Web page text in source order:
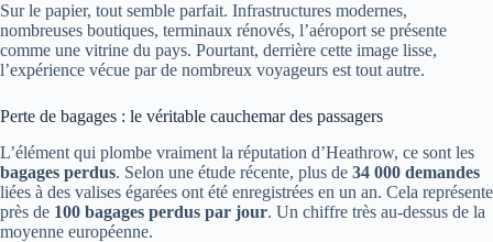
Sur le papier, tout semble parfait. Infrastructures modernes,
nombreuses boutiques, terminaux rénovés, l’aéroport se présente
comme une vitrine du pays. Pourtant, derrière cette image lisse,
l’expérience vécue par de nombreux voyageurs est tout autre.
Perte de bagages : le véritable cauchemar des passagers
L’élément qui plombe vraiment la réputation d’Heathrow, ce sont les
bagages perdus. Selon une étude récente, plus de 34 000 demandes
liées à des valises égarées ont été enregistrées en un an. Cela représente
près de 100 bagages perdus par jour. Un chiffre très au-dessus de la
moyenne européenne.